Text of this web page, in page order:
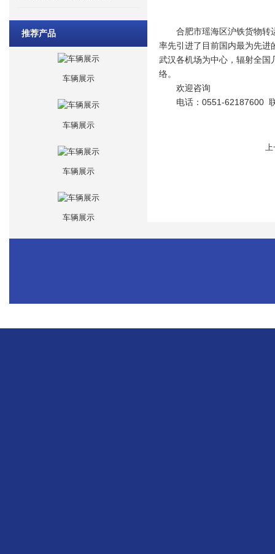
推荐产品
车辆展示
车辆展示
车辆展示
车辆展示
合肥市瑶海区沪铁货物转运
率先引进了目前国内最为先进
武汉各机场为中心，辐射全国
络。
欢迎咨询
电话：0551-62187600 联
上